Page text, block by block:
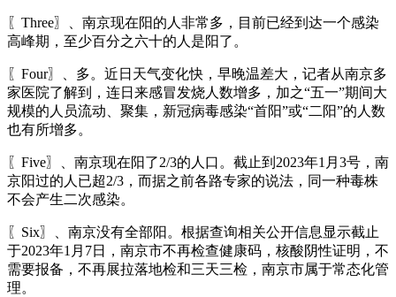
〖Three〗、南京现在阳的人非常多，目前已经到达一个感染
高峰期，至少百分之六十的人是阳了。
〖Four〗、多。近日天气变化快，早晚温差大，记者从南京多
家医院了解到，连日来感冒发烧人数增多，加之“五一”期间大
规模的人员流动、聚集，新冠病毒感染“首阳”或“二阳”的人数
也有所增多。
〖Five〗、南京现在阳了2/3的人口。截止到2023年1月3号，南
京阳过的人已超2/3，而据之前各路专家的说法，同一种毒株
不会产生二次感染。
〖Six〗、南京没有全部阳。根据查询相关公开信息显示截止
于2023年1月7日，南京市不再检查健康码，核酸阴性证明，不
需要报备，不再展拉落地检和三天三检，南京市属于常态化管
理。